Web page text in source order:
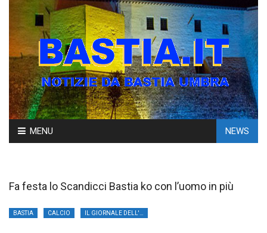
Skip
to
MENU NEWS
Fa festa lo Scandicci Bastia ko con l’uomo in più
BASTIA CALCIO